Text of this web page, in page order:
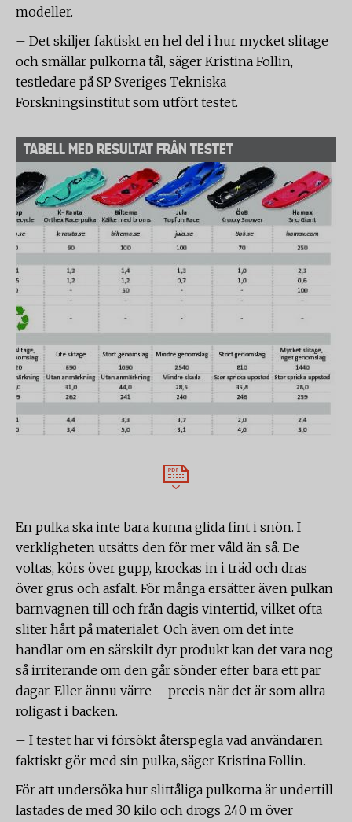
modeller.
– Det skiljer faktiskt en hel del i hur mycket slitage
och smällar pulkorna tål, säger Kristina Follin,
testledare på SP Sveriges Tekniska
Forskningsinstitut som utfört testet.
TABELL MED RESULTAT FRÅN TESTET
En pulka ska inte bara kunna glida fint i snön. I
verkligheten utsätts den för mer våld än så. De
voltas, körs över gupp, krockas in i träd och dras
över grus och asfalt. För många ersätter även pulkan
barnvagnen till och från dagis vintertid, vilket ofta
sliter hårt på materialet. Och även om det inte
handlar om en särskilt dyr produkt kan det vara nog
så irriterande om den går sönder efter bara ett par
dagar. Eller ännu värre – precis när det är som allra
roligast i backen.
– I testet har vi försökt återspegla vad användaren
faktiskt gör med sin pulka, säger Kristina Follin.
För att undersöka hur slittåliga pulkorna är undertill
lastades de med 30 kilo och drogs 240 m över